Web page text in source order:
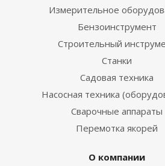
Измерительное
Бензоинструмент
Строительный
Станки
Садовая техника
Насосная техника
Сварочные аппараты
Перемотка якорей
О компании